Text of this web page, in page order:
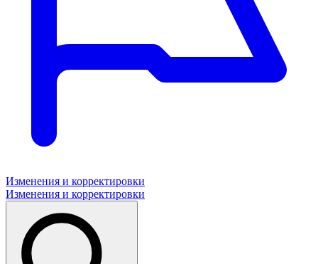
Изменения и корректировки
Изменения и корректировки